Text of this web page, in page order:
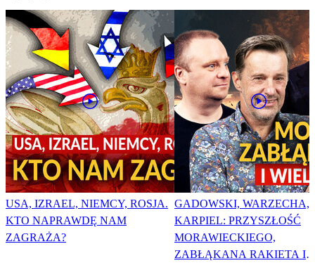
USA, IZRAEL, NIEMCY, ROSJA.
KTO NAPRAWDĘ NAM
ZAGRAŻA?
GADOWSKI, WARZECHA,
KARPIEL: PRZYSZŁOŚĆ
MORAWIECKIEGO,
ZABŁĄKANA RAKIETA I